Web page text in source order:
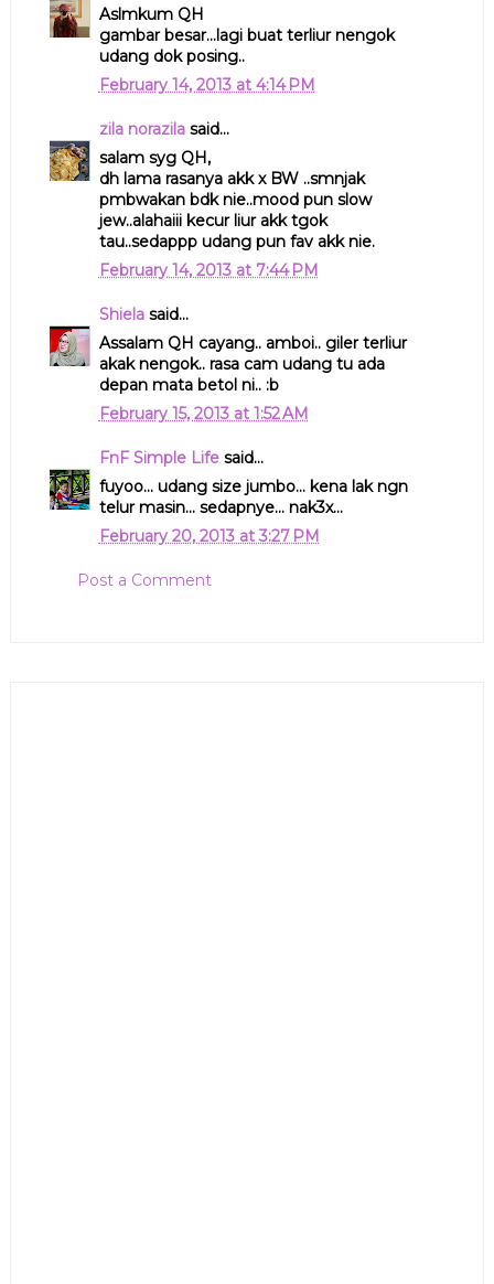
Aslmkum QH
gambar besar...lagi buat terliur nengok
udang dok posing..
February 14, 2013 at 4:14 PM
zila norazilasaid...
salam syg QH,
dh lama rasanya akk x BW ..smnjak
pmbwakan bdk nie..mood pun slow
jew..alahaiii kecur liur akk tgok
tau..sedappp udang pun fav akk nie.
February 14, 2013 at 7:44 PM
Shielasaid...
Assalam QH cayang.. amboi.. giler terliur
akak nengok.. rasa cam udang tu ada
depan mata betol ni.. :b
February 15, 2013 at 1:52 AM
FnF Simple Lifesaid...
fuyoo... udang size jumbo... kena lak ngn
telur masin... sedapnye... nak3x...
February 20, 2013 at 3:27 PM
Post a Comment